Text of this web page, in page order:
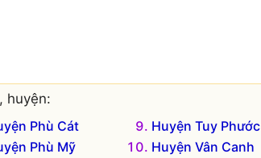
huyện:
Phù Cát
Phù Mỹ
Huyện Tuy Phước
Huyện Vân Canh